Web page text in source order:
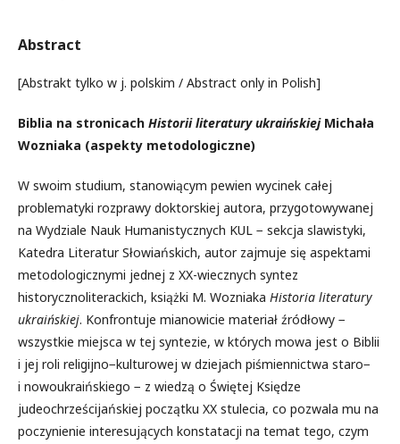
Abstract
[Abstrakt tylko w j. polskim / Abstract only in Polish]
Biblia na stronicach Historii literatury ukraińskiejMichała
Wozniaka (aspekty metodologiczne)
W swoim studium, stanowiącym pewien wycinek całej
problematyki rozprawy doktorskiej autora, przygotowywanej
na Wydziale Nauk Humanistycznych KUL − sekcja slawistyki,
Katedra Literatur Słowiańskich, autor zajmuje się aspektami
metodologicznymi jednej z XX-wiecznych syntez
historycznoliterackich, książki M. Wozniaka Historia literatury
ukraińskiej. Konfrontuje mianowicie materiał źródłowy −
wszystkie miejsca w tej syntezie, w których mowa jest o Biblii
i jej roli religijno−kulturowej w dziejach piśmiennictwa staro−
i nowoukraińskiego − z wiedzą o Świętej Księdze
judeochrześcijańskiej początku XX stulecia, co pozwala mu na
poczynienie interesujących konstatacji na temat tego, czym